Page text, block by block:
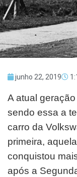
junho 22, 2019
A atual
sendo essa a
carro da
primeira,
conquistou
após a